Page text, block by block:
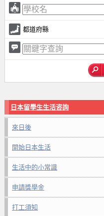
都道府縣
日本留學生生活咨詢
來日後
開始日本生活
生活中的小常識
申請獎學金
打工須知